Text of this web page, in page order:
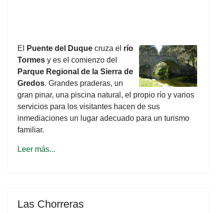
El Puente del Duque cruza el río
Tormes y es el comienzo del
Parque Regional de la Sierra de
Gredos. Grandes praderas, un
gran pinar, una piscina natural, el propio río y varios
servicios para los visitantes hacen de sus
inmediaciones un lugar adecuado para un turismo
familiar.
Leer más...
Las Chorreras